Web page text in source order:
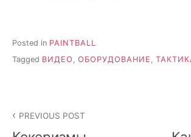
Posted in PAINTBALL
Tagged ВИДЕО ОБОРУДОВАНИЕ
navigation
PREVIOUS POST